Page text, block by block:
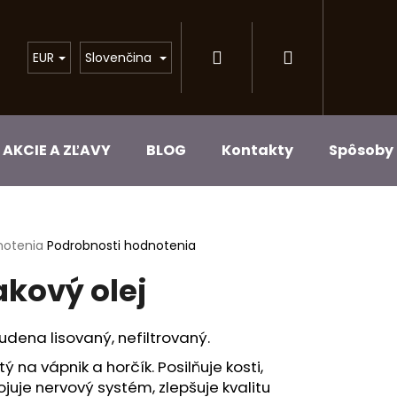
AKCIE A ZĽAVY BLOG Kontakty
EUR Slovenčina Prihlásenie
Podrobnosti hodnotenia
olej
lisovaný, nefiltrovaný.
na vápnik a horčík. Posilňuje kosti,
nervový systém, zlepšuje kvalitu